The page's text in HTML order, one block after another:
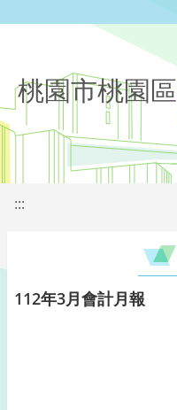
桃園市桃園
:::
112年3月會計月報